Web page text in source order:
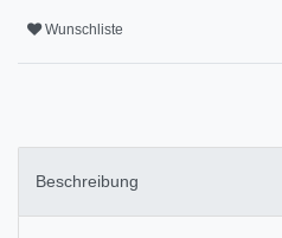
Wunschliste
Beschreibung